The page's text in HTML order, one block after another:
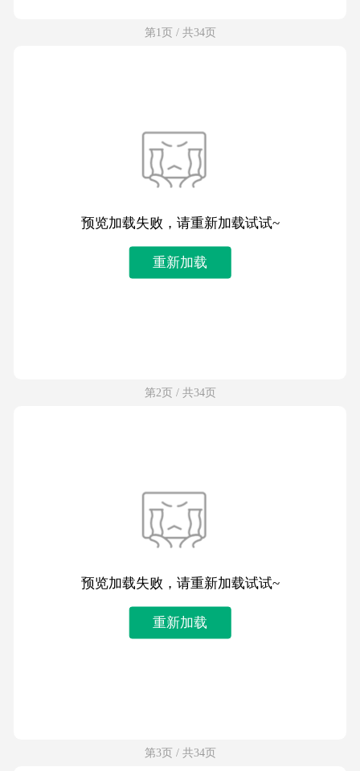
第1页 / 共34页
预览加载失败，请重新加载试试~
重新加载
第2页 / 共34页
预览加载失败，请重新加载试试~
重新加载
第3页 / 共34页